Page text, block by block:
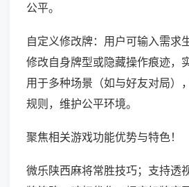
公平。
自定义修改牌：用户可输入需求
修改自身牌型或隐藏操作痕迹，
用于多种场景（如与好友对局）
规则，维护公平环境。
聚焦相关游戏功能优势与特色！
微乐陕西麻将常胜技巧；支持透